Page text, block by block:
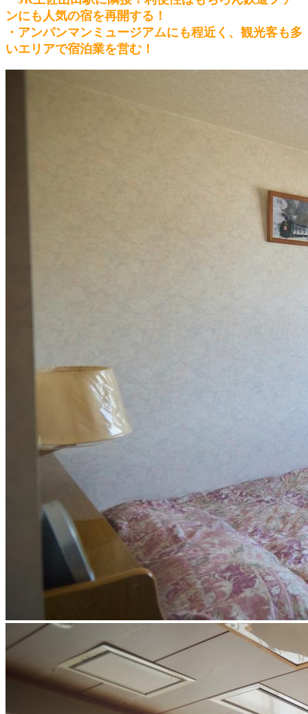
ンにも人気の宿を再開する！
・アンパンマンミュージアムにも程近く、観光客も多
いエリアで宿泊業を営む！